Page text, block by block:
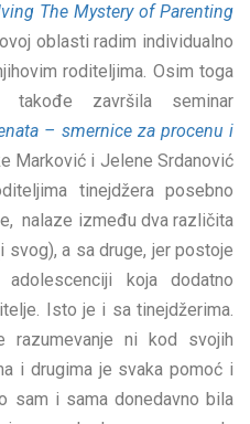
The Mystery of Parenting
oblasti radim individualno
roditeljima. Osim toga
završila seminar
– smernice za procenu i
Marković i Jelene Srdanović
tinejdžera posebno
nalaze između dva različita
a sa druge, jer postoje
koja dodatno
Isto je i sa tinejdžerima.
ni kod svojih
i drugima je svaka pomoć i
sam i sama donedavno bila